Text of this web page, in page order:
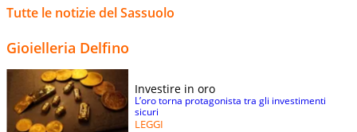
Tutte le notizie del Sassuolo
Gioielleria Delfino
Investire in oro
L’oro torna protagonista tra gli investimenti
sicuri
LEGGI